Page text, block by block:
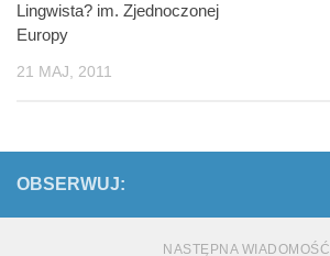
Lingwista? im. Zjednoczonej
Europy
21 MAJ, 2011
OBSERWUJ:
NASTĘPNA WIADOMOŚĆ